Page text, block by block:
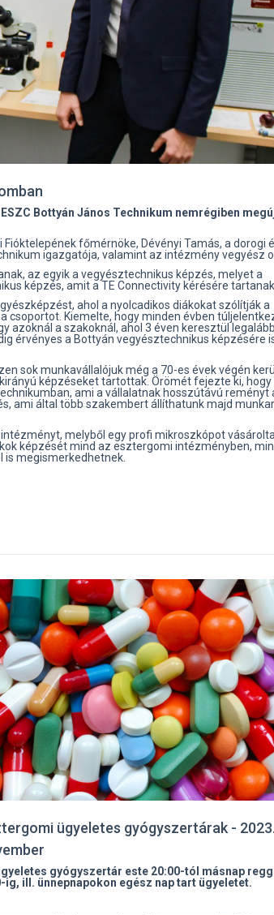
Bottyán János Technikum nemrégiben
főmérnöke, Dévényi Tamás, a dorogi
igazgatója, valamint az intézmény vegyész
az egyik a vegyésztechnikus képzés, melyet a
képzés, amit a TE Connectivity kérésére tartanak.
ahol a nyolcadikos diákokat szólítják a
csoportot. Kiemelte, hogy minden évben
azoknál a szakoknál, ahol 3 éven keresztül legalább
érvényes a Bottyán vegyésztechnikus képzésére
sok munkavállalójuk még a 70-es évek végén
képzéseket tartottak. Örömét fejezte ki, hogy
ami a vállalatnak hosszútávú reményt
ami által több szakembert állíthatunk majd
melyből egy profi mikroszkópot
képzését mind az esztergomi intézményben,
is megismerkedhetnek.
ügyeletes gyógyszertárak - 2023.
gyógyszertár este 20:00-tól másnap
ig, ill. ünnepnapokon egész nap tart ügyeletet.